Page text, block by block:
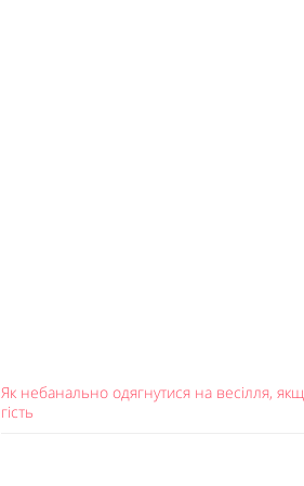
Як небанально одягнутися на весілля,
гість